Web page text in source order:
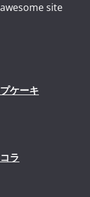
site
ケーキ
ラ